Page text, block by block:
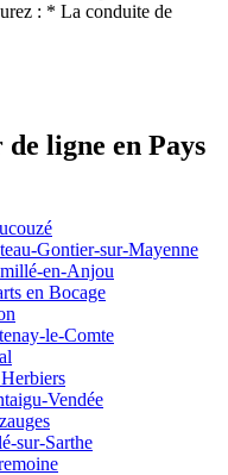
: * La conduite de
ligne en Pays
Gontier-sur-Mayenne
en-Anjou
en Bocage
le-Comte
Vendée
sur-Sarthe